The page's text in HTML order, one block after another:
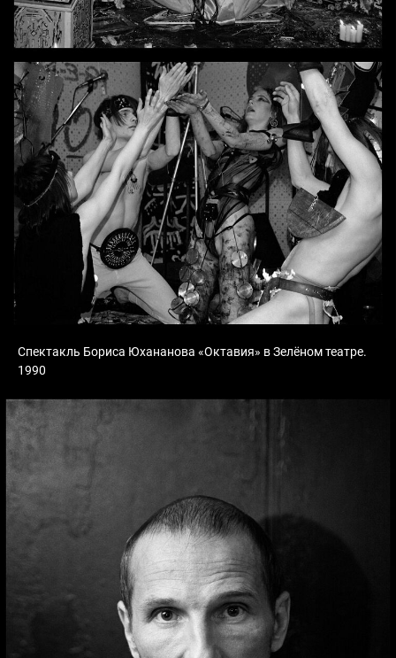
Спектакль Бориса Юхананова «Октавия» в Зелёном театре.
1990